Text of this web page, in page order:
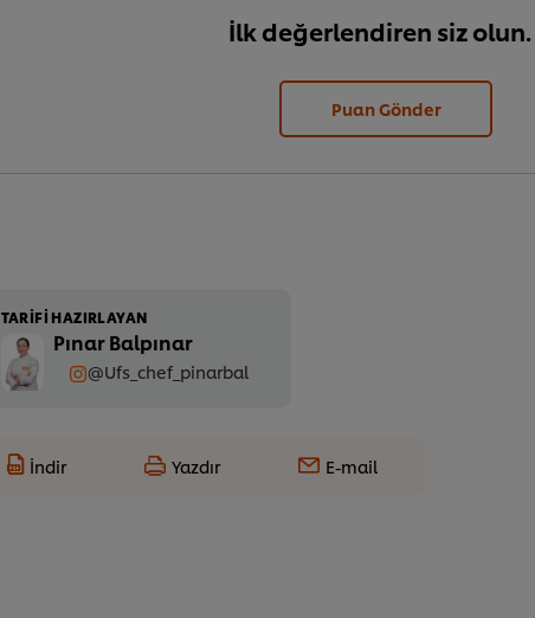
İlk değerlendiren siz olun.
Puan Gönder
TARIFI HAZIRLAYAN
Pınar Balpınar
@Ufs_chef_pinarbal
İndir Yazdır E-mail